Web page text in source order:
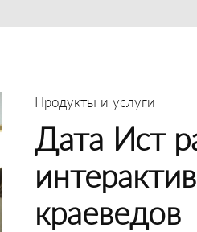
Продукты и услуги
Дата Ист
краеведов